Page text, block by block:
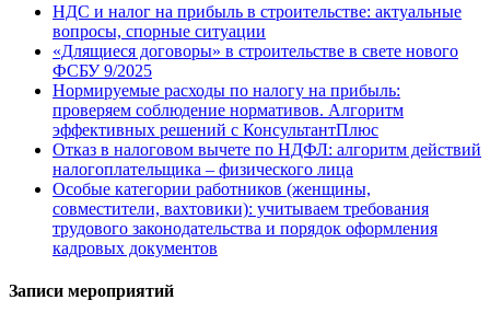
НДС и налог на прибыль в строительстве: актуальные
вопросы, спорные ситуации
«Длящиеся договоры» в строительстве в свете нового
ФСБУ 9/2025
Нормируемые расходы по налогу на прибыль:
проверяем соблюдение нормативов. Алгоритм
эффективных решений с КонсультантПлюс
Отказ в налоговом вычете по НДФЛ: алгоритм действий
налогоплательщика – физического лица
Особые категории работников (женщины,
совместители, вахтовики): учитываем требования
трудового законодательства и порядок оформления
кадровых документов
Записи мероприятий